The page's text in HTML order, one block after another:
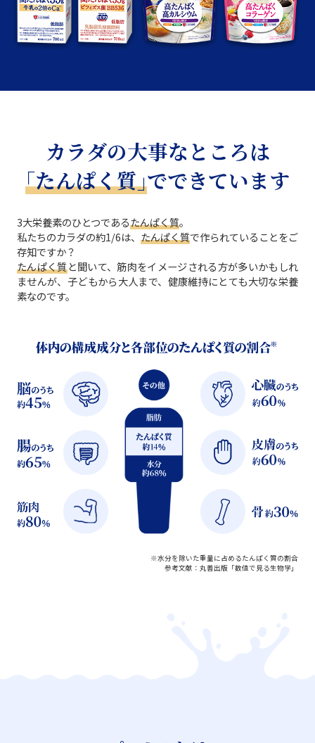
カラダの大事なところは
｢たんぱく質｣でできています
3大栄養素のひとつであるたんぱく質。
私たちのカラダの約1/6は、 たんぱく質で作られていることをご
存知ですか？
たんぱく質と聞いて、筋肉をイメージされる方が多いかもしれ
ませんが、子どもから大人まで、健康維持にとても大切な栄養
素なのです。
※水分を除いた重量に占めるたんぱく質の割合
参考文献：丸善出版「数値で見る生物学」